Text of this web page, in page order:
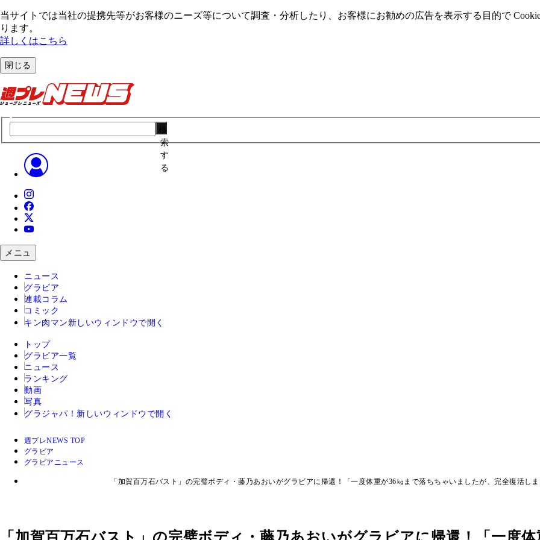
当サイトでは当社の提携先等がお客様のニーズ等について調査・分析したり、お客様にお勧めの広告を表⽰する⽬的で
ります。
詳しくはこちら
閉じる
索
す
る
メニュ
ニュース
グラビア
連載コラム
コミック
キン肉マン 新しいウィンドウで開く
トップ
グラビア一覧
ニュース
ランキング
動画
写真
グラジャパ！ 新しいウィンドウで開く
週プレNEWS TOP
グラビア
グラビアニュース
「加賀百万石バスト」の完璧ボディ・藤乃あおいがグラビアに帰還！「一度体重が36㎏まで落ちちゃいましたが、完全復活しま
「加賀百万石バスト」の完璧ボディ・藤乃あおいがグラビアに帰還！「一度